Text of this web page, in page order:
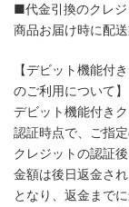
■代金引換のクレ
商品お届け時に配
【デビット機能付
のご利用について】
デビット機能付き
認証時点で、ご指
クレジットの認証
金額は後日返金さ
となり、返金まで